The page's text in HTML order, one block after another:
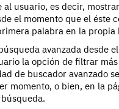
al usuario, es decir,
el momento que el éste
palabra en la propia
avanzada desde
la opción de filtrar
de buscador avanzado
momento, o bien, en la